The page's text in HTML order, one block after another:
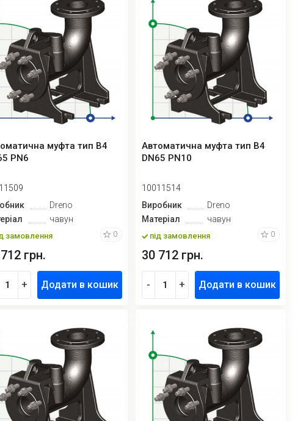
муфта тип B4
PN6
Dreno
чавун
замовлення 0
грн.
+ Додати в кошик
Автоматична муфта тип В4
DN65 PN10
10011514
Виробник
Dreno
Матеріал
чавун
під замовлення 0
30 712 грн.
- + Додати в кошик